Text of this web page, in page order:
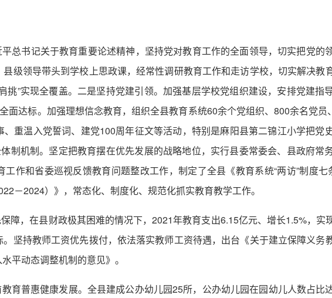
总书记关于教育重要论述精神，坚持党对教育工作的全面领导，切实把党的
级领导带头到学校上思政课，经常性调研教育工作和走访学校，切实解决教
挑”实现全覆盖。二是坚持党建引领。加强基层学校党组织建设，安排党建指
面达标。加强理想信念教育，组织全县教育系统60余个党组织、800余名党
重温入党誓词、建党100周年征文等活动，特别是麻阳县第二锦江小学把党
制机制。坚定把教育摆在优先发展的战略地位，实行县委常委会、县政府常
作和省委巡视反馈教育问题整改工作，制定了全县《教育系统“两访”制度
－2024）》，常态化、制度化、规范化抓实教育教学工作。
障，在县财政极其困难的情况下，2021年教育支出6.15亿元、增长1.5%，实
坚持教师工资优先拨付，依法落实教师工资待遇，出台《关于建立保障义务
平动态调整机制的意见》。
育普惠健康发展。全县建成公办幼儿园25所，公办幼儿园在园幼儿人数占比